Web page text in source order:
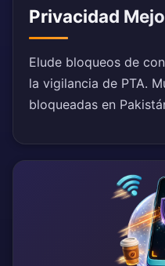
Privacidad
Elude bloqueos de
la vigilancia de PTA.
bloqueadas en